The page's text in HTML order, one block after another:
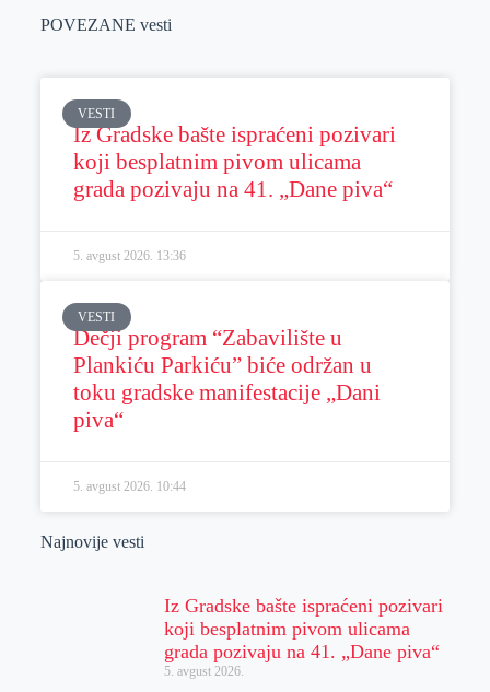
POVEZANE vesti
VESTI
Iz Gradske bašte ispraćeni pozivari
koji besplatnim pivom ulicama
grada pozivaju na 41. „Dane piva“
5. avgust 2026. 13:36
VESTI
Dečji program “Zabavilište u
Plankiću Parkiću” biće održan u
toku gradske manifestacije „Dani
piva“
5. avgust 2026. 10:44
Najnovije vesti
Iz Gradske bašte ispraćeni pozivari
koji besplatnim pivom ulicama
grada pozivaju na 41. „Dane piva“
5. avgust 2026.